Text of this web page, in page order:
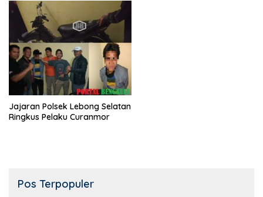
Jajaran Polsek Lebong Selatan
Ringkus Pelaku Curanmor
Pos Terpopuler